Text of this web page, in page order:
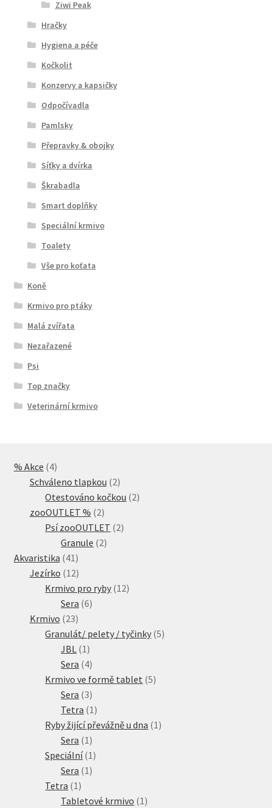
Ziwi Peak
Hračky
Hygiena a péče
Kočkolit
Konzervy a kapsičky
Odpočívadla
Pamlsky
Přepravky & obojky
Síťky a dvírka
Škrabadla
Smart doplňky
Speciální krmivo
Toalety
Vše pro koťata
Koně
Krmivo pro ptáky
Malá zvířata
Nezařazené
Psi
Top značky
Veterinární krmivo
% Akce 44
produkty
Schváleno tlapkou 22
produkty
Otestováno kočkou 22
zooOUTLET % 22
produkty
Psí zooOUTLET 22
Granule 22
Akvaristika 41 41
produktů
Jezírko 1212
produktů
Krmivo pro ryby 1212
Sera 66
Krmivo 2323
produktů
Granulát/ pelety / tyčinky 55
JBL 1 1
produkt
Sera 44
produkty
Krmivo ve formě tablet 55
Sera 33
produkty
Tetra 1 1
produkt
Ryby žijící převážně u dna 1 1
Sera 1 1
produkt
Speciální 1 1
Sera 1 1
Tetra 1 1
produkt
Tabletové krmivo 1 1